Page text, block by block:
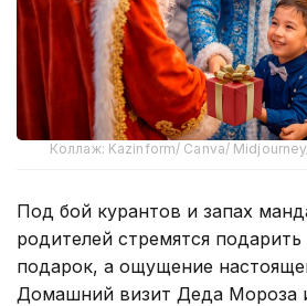
Коллаж: Kazinform/ Canva/
Под бой курантов и запах
родителей стремятся
подарок, а ощущение
Домашний визит Деда Мороза